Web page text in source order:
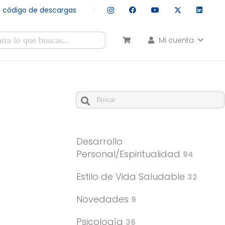
código de descargas
Mi cuenta
Desarrollo
Personal/Espiritualidad 94
Estilo de Vida Saludable 32
Novedades 9
Psicología 36